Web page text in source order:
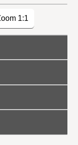
1:1